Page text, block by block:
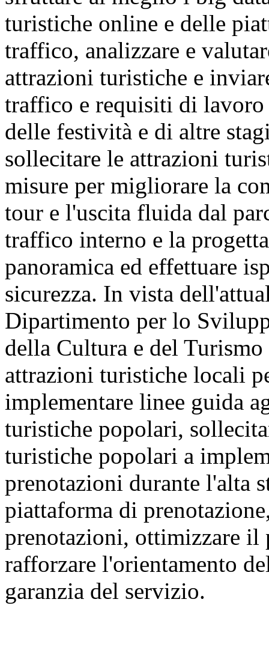
turistiche online e delle
traffico, analizzare e
attrazioni turistiche e
traffico e requisiti di
delle festività e di altre
sollecitare le attrazioni
misure per migliorare la
tour e l'uscita fluida dal
traffico interno e la
panoramica ed effettuare
sicurezza. In vista
Dipartimento per lo
della Cultura e del
attrazioni turistiche locali
implementare linee guida
turistiche popolari,
turistiche popolari a
prenotazioni durante l'alta
piattaforma di
prenotazioni, ottimizzare il
rafforzare l'orientamento
garanzia del servizio.